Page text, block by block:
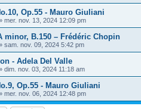
Op.55 - Mauro Giuliani
mer. nov. 13, 2024 12:09 pm
minor, B.150 – Frédéric Chopin
sam. nov. 09, 2024 5:42 pm
- Adela Del Valle
dim. nov. 03, 2024 11:18 am
Op.55 - Mauro Giuliani
mer. nov. 06, 2024 12:48 pm